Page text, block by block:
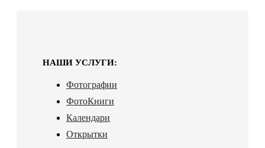
НАШИ УСЛУГИ:
Фотографии
ФотоКниги
Календари
Открытки